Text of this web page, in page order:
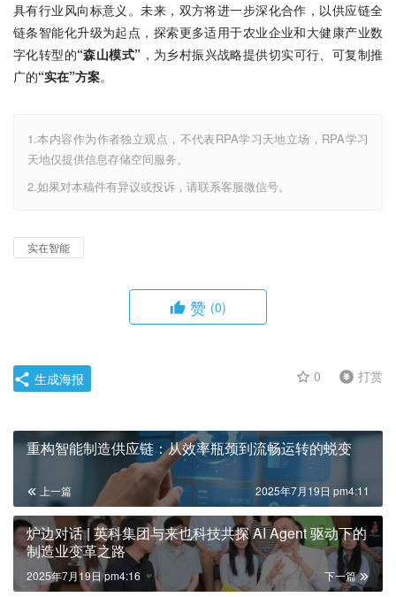
具有行业风向标意义。未来，双方将进一步深化合作，以供应链全
链条智能化升级为起点，探索更多适用于农业企业和大健康产业数
字化转型的“森山模式” ，为乡村振兴战略提供切实可行、可复制推
广的“实在”方案。
1.本内容作为作者独立观点，不代表RPA学习天地立场，RPA学习
天地仅提供信息存储空间服务。
2.如果对本稿件有异议或投诉，请联系客服微信号。
实在智能
赞 (0)
0 打赏
生成海报
重构智能制造供应链：从效率瓶颈到流畅运转的蜕变
上一篇 2025年7月19日 pm4:11
炉边对话 | 英科集团与来也科技共探 AI Agent 驱动下的
制造业变革之路
下一篇
2025年7月19日 pm4:16